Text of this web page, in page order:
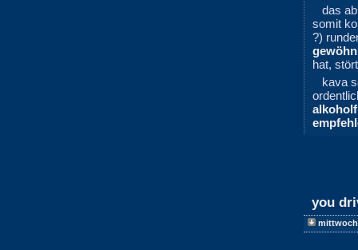
das
somit
?)
hat,
kava
you
mittwoch